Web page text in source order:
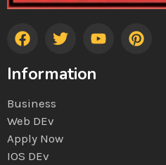
Information
Business
Web DEv
Apply Now
IOS DEv